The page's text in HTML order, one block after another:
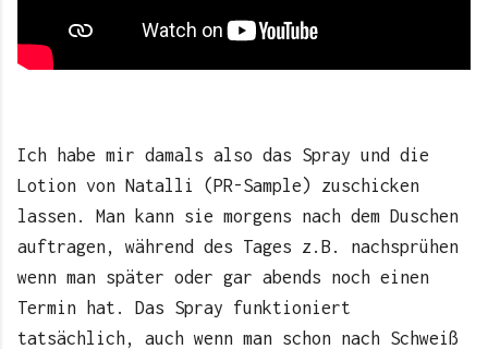
Ich habe mir damals also das Spray und die
Lotion von Natalli (PR-Sample) zuschicken
lassen. Man kann sie morgens nach dem Duschen
auftragen, während des Tages z.B. nachsprühen
wenn man später oder gar abends noch einen
Termin hat. Das Spray funktioniert
tatsächlich, auch wenn man schon nach Schweiß